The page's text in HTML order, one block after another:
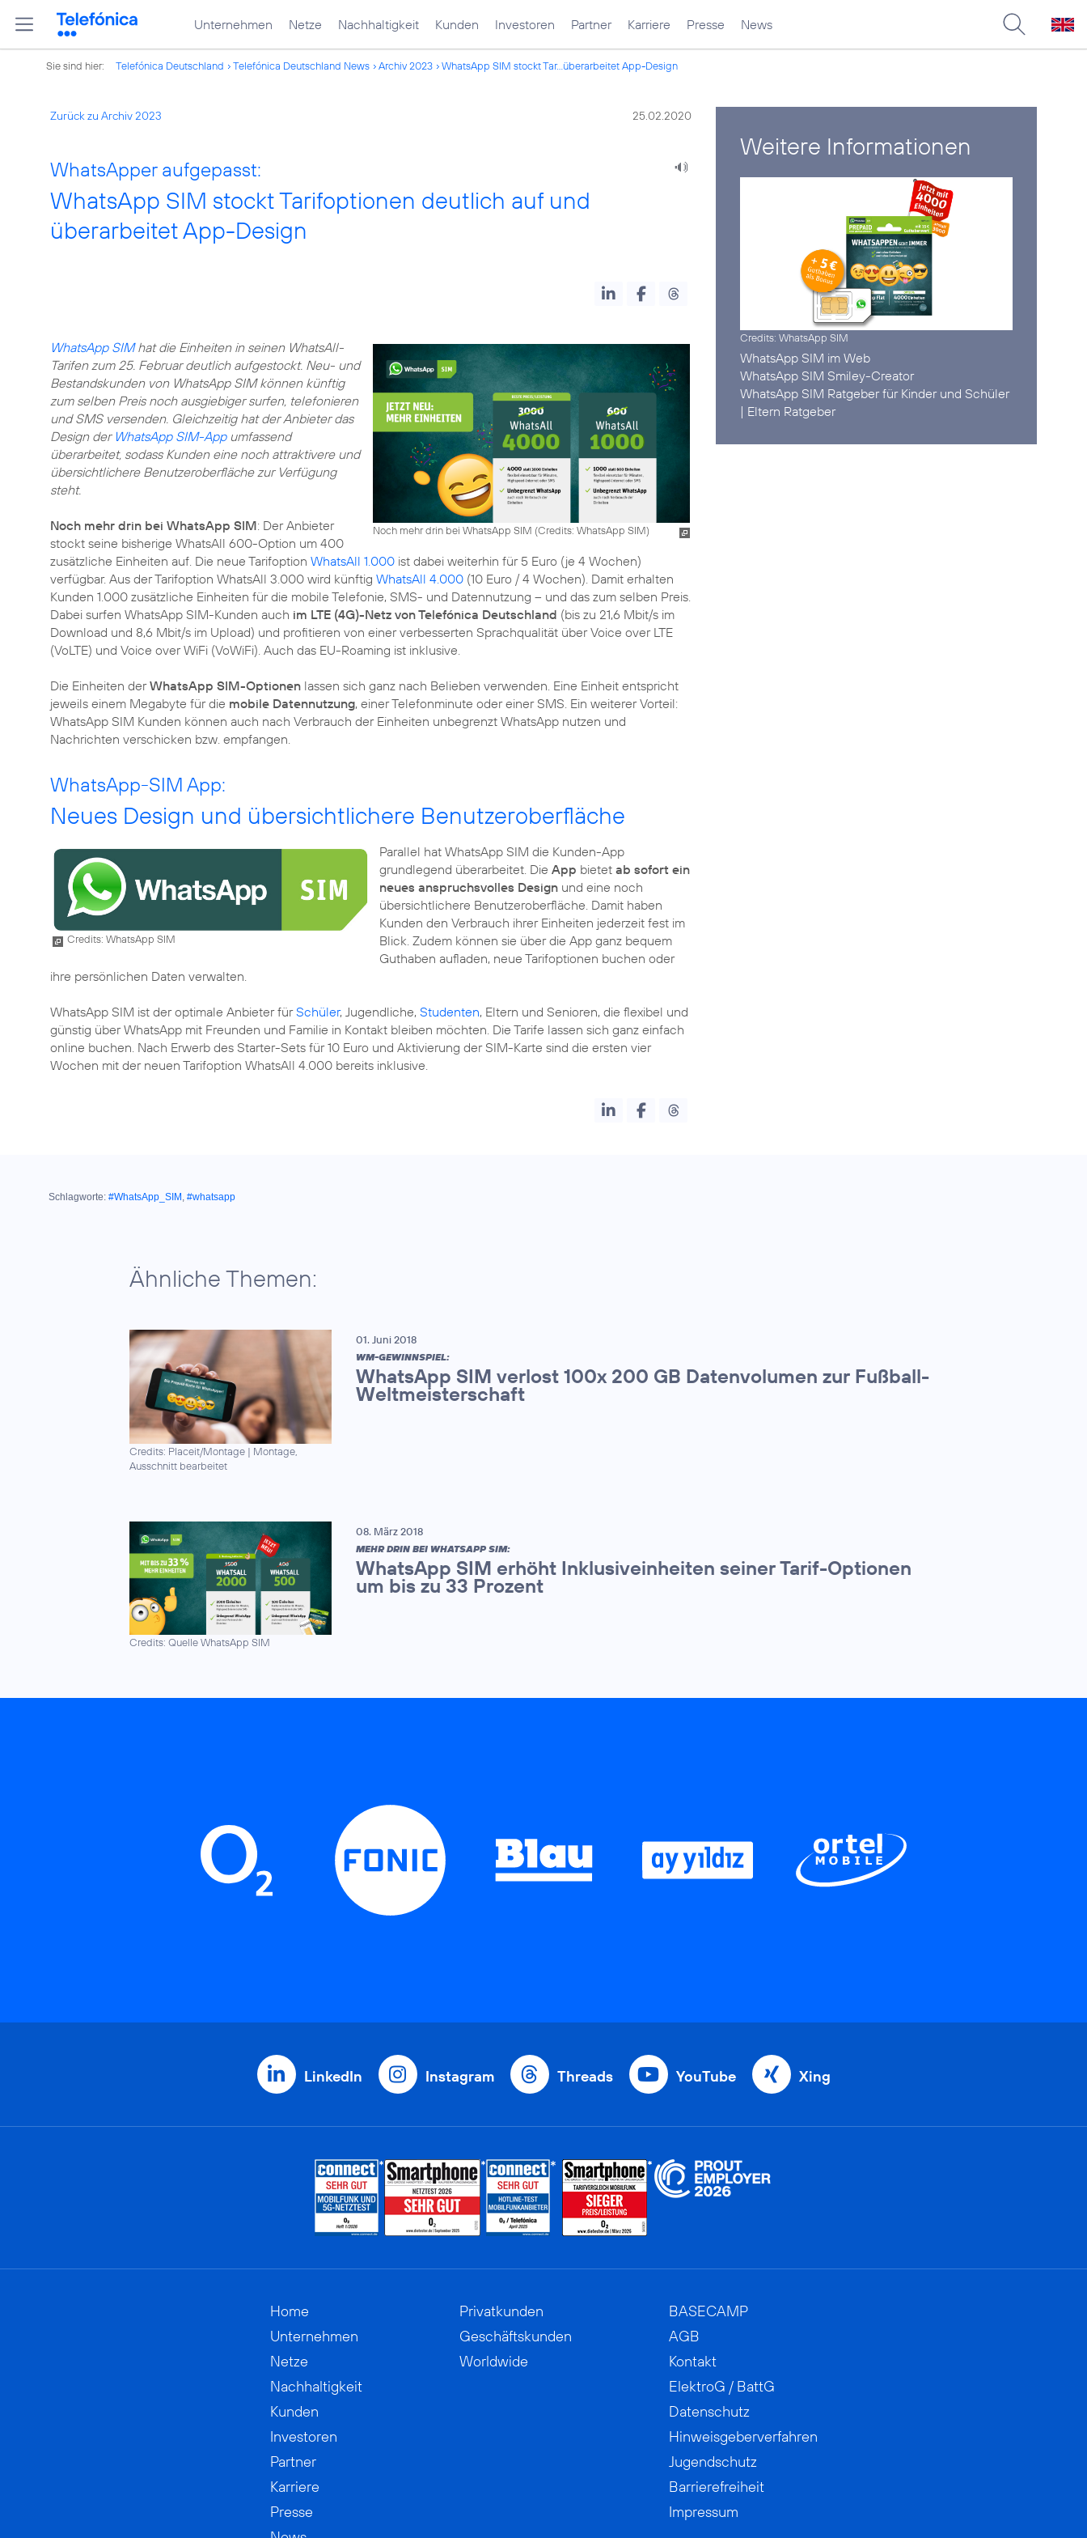
Unternehmen Netze Nachhaltigkeit Kunden Investoren Partner Karriere Presse News
Sie sind hier: Telefónica Deutschland Telefónica Deutschland News Archiv 2023 WhatsApp SIM stockt Tar...überarbeitet App-Design
Zurück zu Archiv 2023 25.02.2020
WhatsApper aufgepasst:
WhatsApp SIM stockt Tarifoptionen deutlich auf und
überarbeitet App-Design
Noch mehr drin bei WhatsApp SIM (Credits: WhatsApp SIM)
WhatsApp SIMhat die Einheiten in seinen WhatsAll-
Tarifen zum 25. Februar deutlich aufgestockt. Neu- und
Bestandskunden von WhatsApp SIM können künftig
zum selben Preis noch ausgiebiger surfen, telefonieren
und SMS versenden. Gleichzeitig hat der Anbieter das
Design der WhatsApp SIM-Appumfassend
überarbeitet, sodass Kunden eine noch attraktivere und
übersichtlichere Benutzeroberfläche zur Verfügung
steht.
Noch mehr drin bei WhatsApp SIM: Der Anbieter
stockt seine bisherige WhatsAll 600-Option um 400
zusätzliche Einheiten auf. Die neue Tarifoption WhatsAll 1.000 ist dabei weiterhin für 5 Euro (je 4 Wochen)
verfügbar. Aus der Tarifoption WhatsAll 3.000 wird künftig WhatsAll 4.000 (10 Euro / 4 Wochen). Damit erhalten
Kunden 1.000 zusätzliche Einheiten für die mobile Telefonie, SMS- und Datennutzung – und das zum selben Preis.
Dabei surfen WhatsApp SIM-Kunden auch im LTE (4G)-Netz von Telefónica Deutschland (bis zu 21,6 Mbit/s im
Download und 8,6 Mbit/s im Upload) und profitieren von einer verbesserten Sprachqualität über Voice over LTE
(VoLTE) und Voice over WiFi (VoWiFi). Auch das EU-Roaming ist inklusive.
Die Einheiten derWhatsApp SIM-Optionen lassen sich ganz nach Belieben verwenden. Eine Einheit entspricht
jeweils einem Megabyte für die mobile Datennutzung, einer Telefonminute oder einer SMS. Ein weiterer Vorteil:
WhatsApp SIM Kunden können auch nach Verbrauch der Einheiten unbegrenzt WhatsApp nutzen und
Nachrichten verschicken bzw. empfangen.
WhatsApp-SIM App:
Neues Design und übersichtlichere Benutzeroberfläche
Credits: WhatsApp SIM
Parallel hat WhatsApp SIM die Kunden-App
grundlegend überarbeitet. Die App bietet ab sofort ein
neues anspruchsvolles Designund eine noch
übersichtlichere Benutzeroberfläche. Damit haben
Kunden den Verbrauch ihrer Einheiten jederzeit fest im
Blick. Zudem können sie über die App ganz bequem
Guthaben aufladen, neue Tarifoptionen buchen oder
ihre persönlichen Daten verwalten.
WhatsApp SIM ist der optimale Anbieter fürSchüler, Jugendliche, Studenten, Eltern und Senioren, die flexibel und
günstig über WhatsApp mit Freunden und Familie in Kontakt bleiben möchten. Die Tarife lassen sich ganz einfach
online buchen. Nach Erwerb des Starter-Sets für 10 Euro und Aktivierung der SIM-Karte sind die ersten vier
Wochen mit der neuen Tarifoption WhatsAll 4.000 bereits inklusive.
Weitere Informationen
Credits: WhatsApp SIM
WhatsApp SIM imWeb
WhatsApp SIM Smiley-Creator
WhatsApp SIM Ratgeber für Kinder und Schüler
| Eltern Ratgeber
Schlagworte: #WhatsApp_SIM , #whatsapp
Ähnliche Themen:
Credits: Placeit/Montage | Montage,
Ausschnitt bearbeitet
01. Juni 2018
WM-GEWINNSPIEL:
WhatsApp SIM verlost 100x 200 GB Datenvolumen zur Fußball-
Weltmeisterschaft
Credits: Quelle WhatsApp SIM
08. März 2018
MEHR DRIN BEI WHATSAPP SIM:
WhatsApp SIM erhöht Inklusiveinheiten seiner Tarif-Optionen
um bis zu 33 Prozent
LinkedIn Instagram Threads YouTube Xing
Home
Unternehmen
Netze
Nachhaltigkeit
Kunden
Investoren
Partner
Karriere
Presse
Privatkunden
Geschäftskunden
Worldwide
BASECAMP
AGB
Kontakt
ElektroG / BattG
Datenschutz
Hinweisgeberverfahren
Jugendschutz
Barrierefreiheit
Impressum